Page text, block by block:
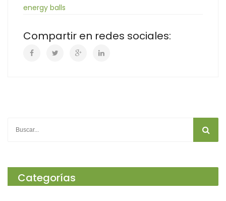
energy balls
Compartir en redes sociales:
Categorías